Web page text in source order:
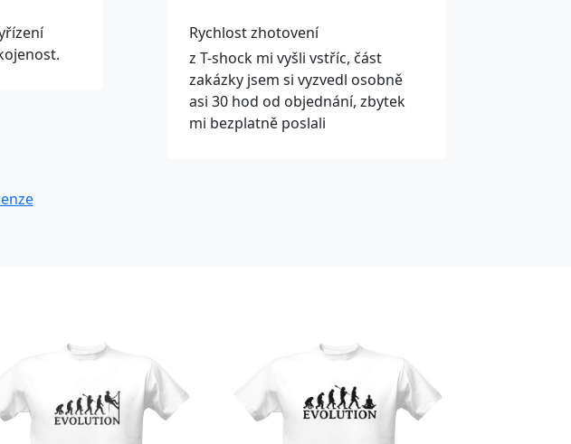
Rychlost zhotovení
z T-shock mi vyšli vstříc, část
zakázky jsem si vyzvedl osobně
asi 30 hod od objednání, zbytek
mi bezplatně poslali